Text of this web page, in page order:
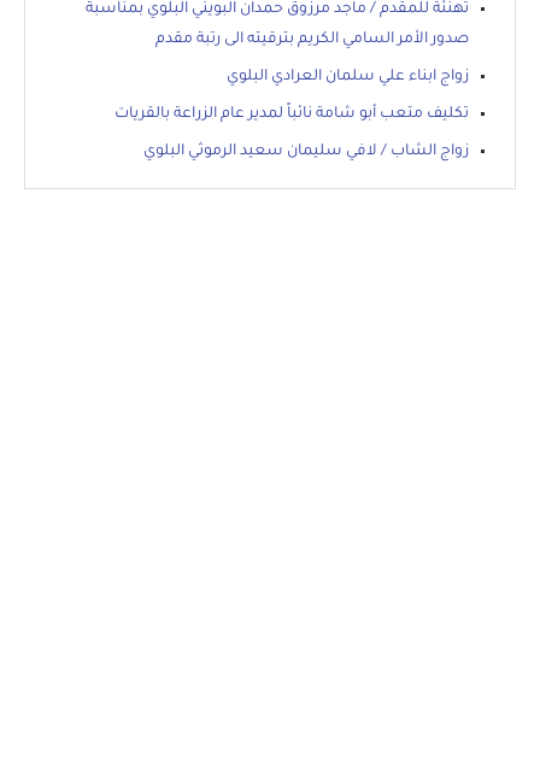
تهنئة للمقدم / ماجد مرزوق حمدان البويني البلوي بمناسبة
صدور الأمر السامي الكريم بترقيته الى رتبة مقدم
زواج ابناء علي سلمان العرادي البلوي
تكليف متعب أبو شامة نائباً لمدير عام الزراعة بالقريات
زواج الشاب / لافي سليمان سعيد الرموثي البلوي